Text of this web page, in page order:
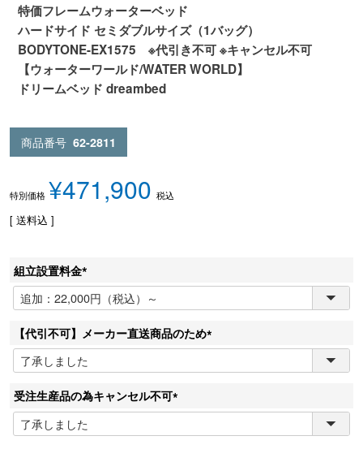
特価フレームウォーターベッド
ハードサイド セミダブルサイズ（1バッグ）
BODYTONE-EX1575 ※代引き不可 ※キャンセル不可
【ウォーターワールド/WATER WORLD】
ドリームベッド dreambed
商品番号 62-2811
特別価格 ¥471,900 税込
送料込
組立設置料金
(
必
須
)
【代引不可】メーカー直送商品のため
(
必
受注生産品の為キャンセル不可
(
必